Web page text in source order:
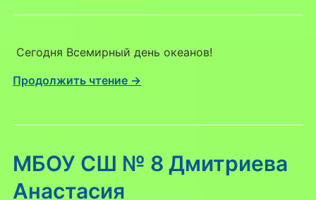
Сегодня Всемирный день океанов!
Продолжить чтение →
МБОУ СШ № 8 Дмитриева
Анастасия